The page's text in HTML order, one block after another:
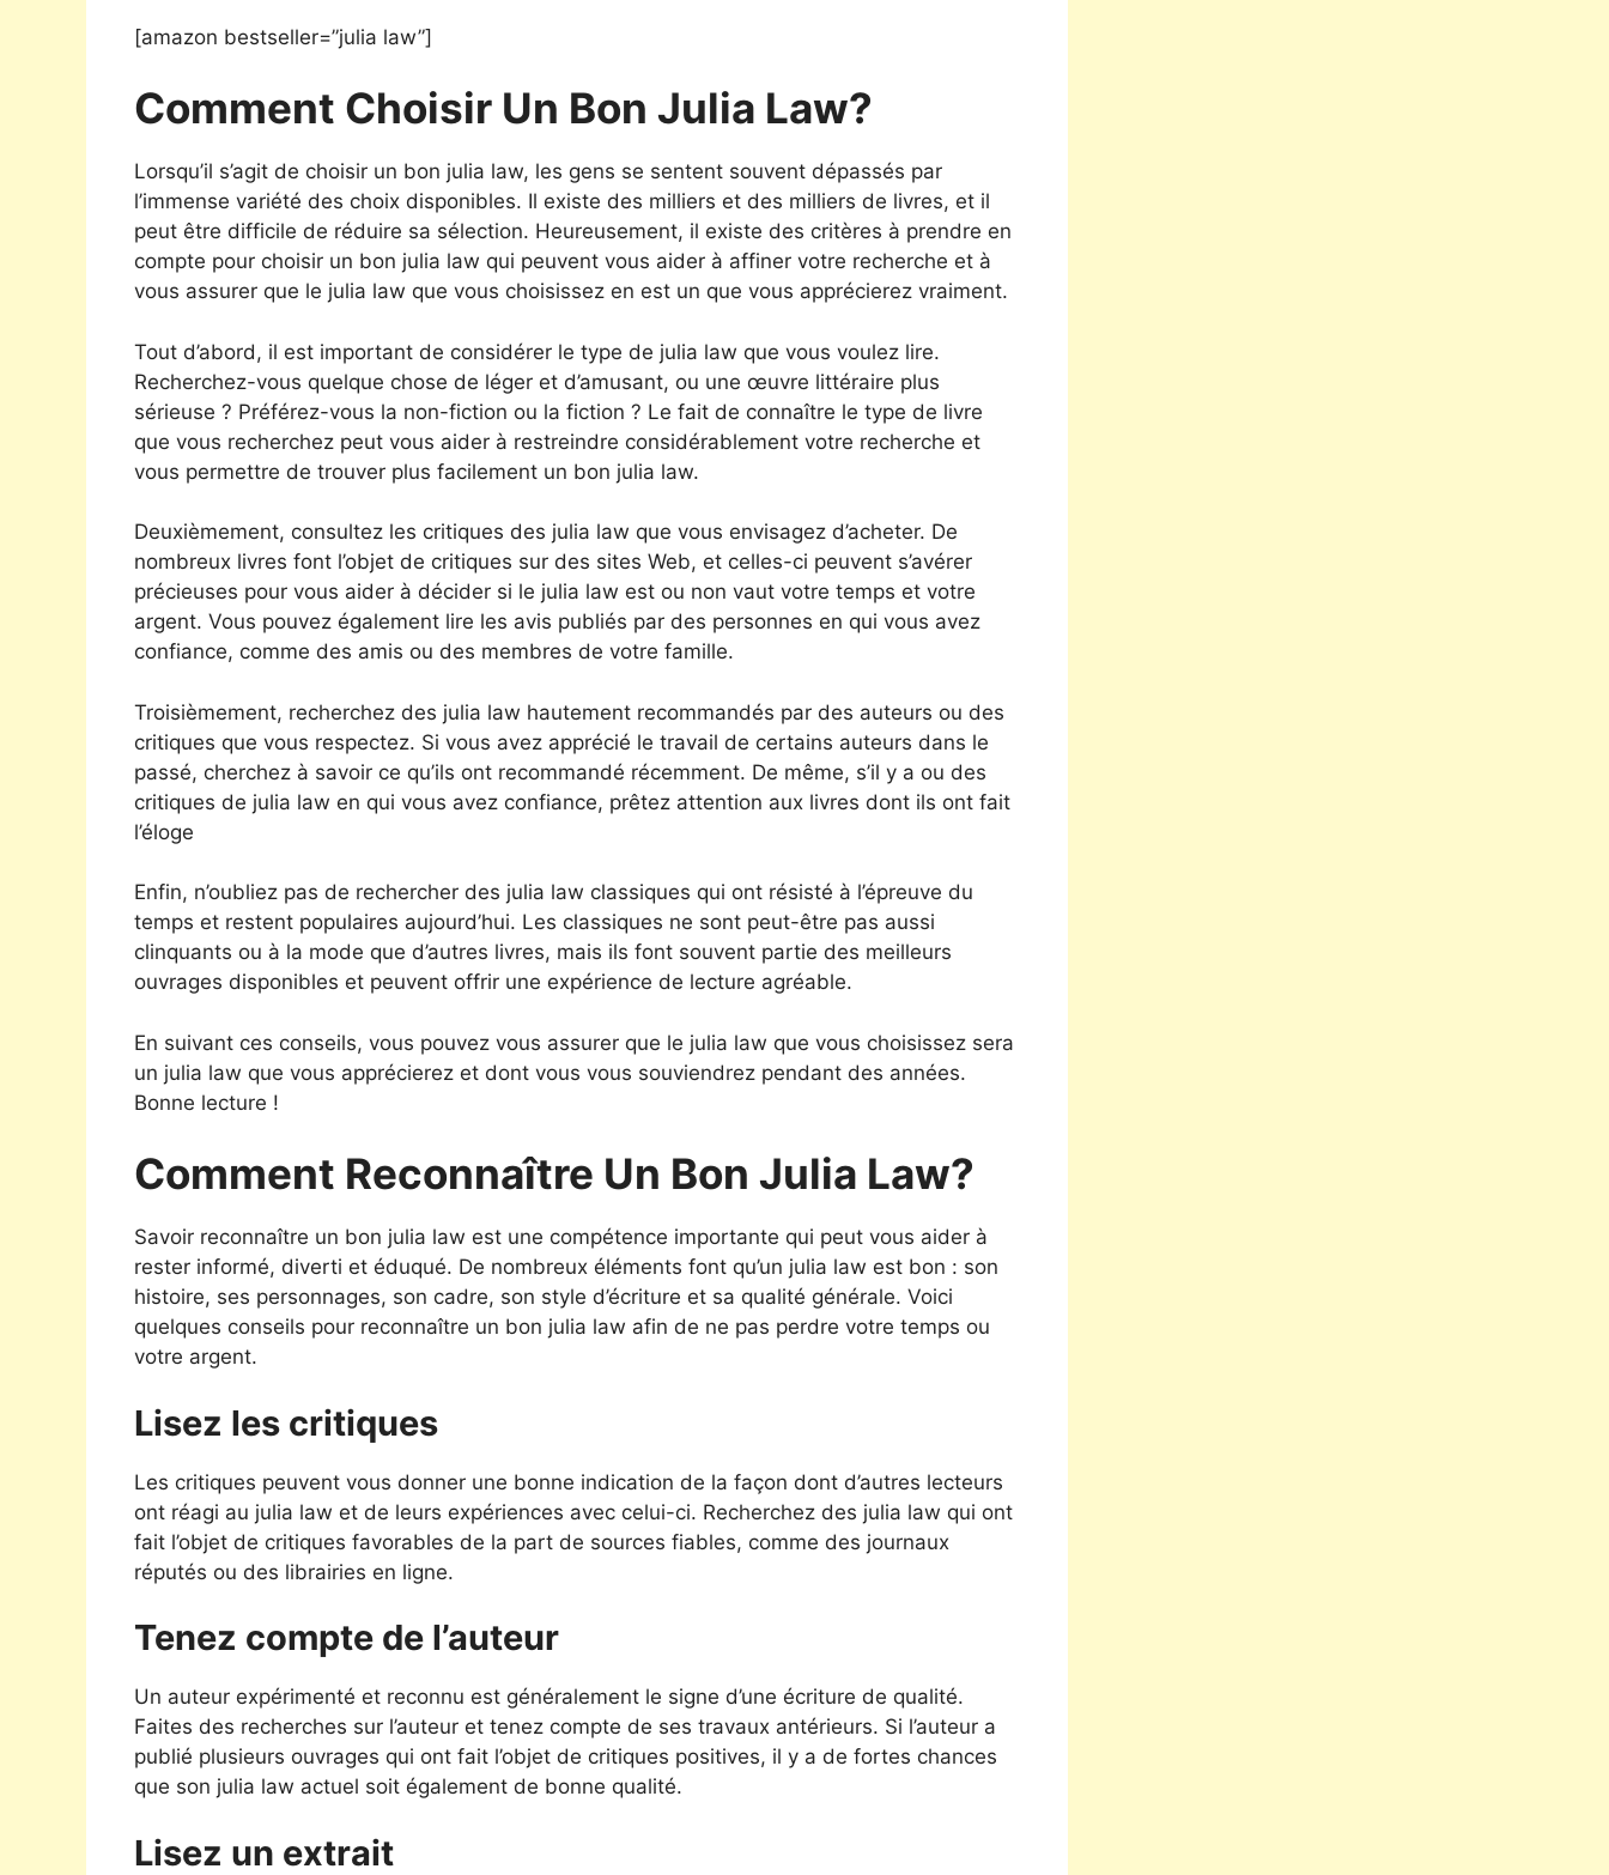
[amazon bestseller=”julia law”]
Comment Choisir Un Bon Julia Law?
Lorsqu’il s’agit de choisir un bon julia law, les gens se sentent souvent dépassés par
l’immense variété des choix disponibles. Il existe des milliers et des milliers de livres, et il
peut être difficile de réduire sa sélection. Heureusement, il existe des critères à prendre en
compte pour choisir un bon julia law qui peuvent vous aider à affiner votre recherche et à
vous assurer que le julia law que vous choisissez en est un que vous apprécierez vraiment.
Tout d’abord, il est important de considérer le type de julia law que vous voulez lire.
Recherchez-vous quelque chose de léger et d’amusant, ou une œuvre littéraire plus
sérieuse ? Préférez-vous la non-fiction ou la fiction ? Le fait de connaître le type de livre
que vous recherchez peut vous aider à restreindre considérablement votre recherche et
vous permettre de trouver plus facilement un bon julia law.
Deuxièmement, consultez les critiques des julia law que vous envisagez d’acheter. De
nombreux livres font l’objet de critiques sur des sites Web, et celles-ci peuvent s’avérer
précieuses pour vous aider à décider si le julia law est ou non vaut votre temps et votre
argent. Vous pouvez également lire les avis publiés par des personnes en qui vous avez
confiance, comme des amis ou des membres de votre famille.
Troisièmement, recherchez des julia law hautement recommandés par des auteurs ou des
critiques que vous respectez. Si vous avez apprécié le travail de certains auteurs dans le
passé, cherchez à savoir ce qu’ils ont recommandé récemment. De même, s’il y a ou des
critiques de julia law en qui vous avez confiance, prêtez attention aux livres dont ils ont fait
l’éloge
Enfin, n’oubliez pas de rechercher des julia law classiques qui ont résisté à l’épreuve du
temps et restent populaires aujourd’hui. Les classiques ne sont peut-être pas aussi
clinquants ou à la mode que d’autres livres, mais ils font souvent partie des meilleurs
ouvrages disponibles et peuvent offrir une expérience de lecture agréable.
En suivant ces conseils, vous pouvez vous assurer que le julia law que vous choisissez sera
un julia law que vous apprécierez et dont vous vous souviendrez pendant des années.
Bonne lecture !
Comment Reconnaître Un Bon Julia Law?
Savoir reconnaître un bon julia law est une compétence importante qui peut vous aider à
rester informé, diverti et éduqué. De nombreux éléments font qu’un julia law est bon : son
histoire, ses personnages, son cadre, son style d’écriture et sa qualité générale. Voici
quelques conseils pour reconnaître un bon julia law afin de ne pas perdre votre temps ou
votre argent.
Lisez les critiques
Les critiques peuvent vous donner une bonne indication de la façon dont d’autres lecteurs
ont réagi au julia law et de leurs expériences avec celui-ci. Recherchez des julia law qui ont
fait l’objet de critiques favorables de la part de sources fiables, comme des journaux
réputés ou des librairies en ligne.
Tenez compte de l’auteur
Un auteur expérimenté et reconnu est généralement le signe d’une écriture de qualité.
Faites des recherches sur l’auteur et tenez compte de ses travaux antérieurs. Si l’auteur a
publié plusieurs ouvrages qui ont fait l’objet de critiques positives, il y a de fortes chances
que son julia law actuel soit également de bonne qualité.
Lisez un extrait